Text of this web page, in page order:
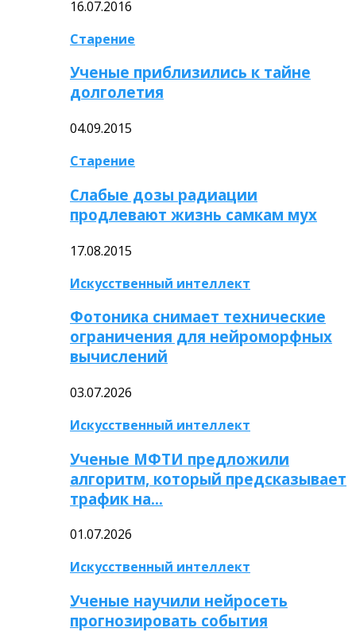
16.07.2016
Старение
Ученые приблизились к тайне
долголетия
04.09.2015
Старение
Слабые дозы радиации
продлевают жизнь самкам мух
17.08.2015
Искусственный интеллект
Фотоника снимает технические
ограничения для нейроморфных
вычислений
03.07.2026
Искусственный интеллект
Ученые МФТИ предложили
алгоритм, который предсказывает
трафик на…
01.07.2026
Искусственный интеллект
Ученые научили нейросеть
прогнозировать события